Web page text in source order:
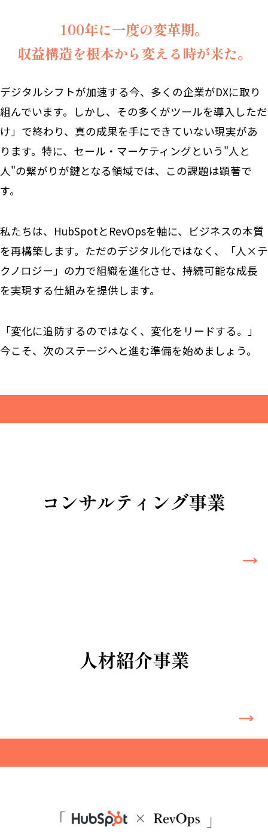
100年に一度の変革期。
収益構造を根本から変える時が来た。
デジタルシフトが加速する今、多くの企業がDXに取り
組んでいます。しかし、その多くがツールを導入しただ
け」で終わり、真の成果を手にできていない現実があ
ります。特に、セール・マーケティングという"人と
人"の繋がりが鍵となる領域では、この課題は顕著で
す。
私たちは、HubSpotとRevOpsを軸に、ビジネスの本質
を再構築します。ただのデジタル化ではなく、「人×テ
クノロジー」の力で組織を進化させ、持続可能な成長
を実現する仕組みを提供します。
「変化に追防するのではなく、変化をリードする。」
今こそ、次のステージへと進む準備を始めましょう。